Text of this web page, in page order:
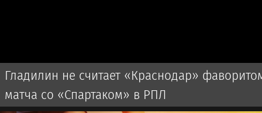
Гладилин не считает «Краснодар»
матча со «Спартаком» в РПЛ